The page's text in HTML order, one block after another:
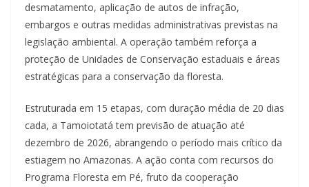
desmatamento, aplicação de autos de infração,
embargos e outras medidas administrativas previstas na
legislação ambiental. A operação também reforça a
proteção de Unidades de Conservação estaduais e áreas
estratégicas para a conservação da floresta.
Estruturada em 15 etapas, com duração média de 20 dias
cada, a Tamoiotatá tem previsão de atuação até
dezembro de 2026, abrangendo o período mais crítico da
estiagem no Amazonas. A ação conta com recursos do
Programa Floresta em Pé, fruto da cooperação